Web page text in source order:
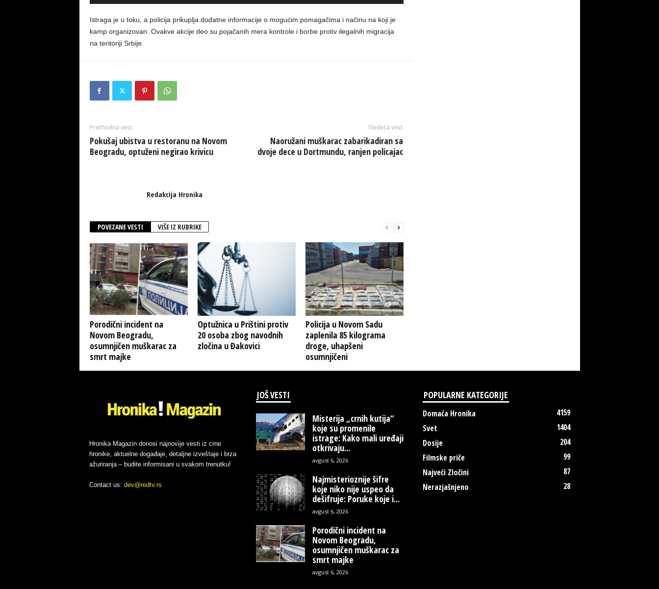
Istraga je u toku, a policija prikuplja dodatne informacije o mogućim pomagačima i načinu na koji je
kamp organizovan. Ovakve akcije deo su pojačanih mera kontrole i borbe protiv ilegalnih migracija
na teritoriji Srbije.
Prethodna vest
Pokušaj ubistva u restoranu na Novom
Beogradu, optuženi negirao krivicu
Sledeća vest
Naoružani muškarac zabarikadiran sa
dvoje dece u Dortmundu, ranjen policajac
Redakcija Hronika
POVEZANE VESTI VIŠE IZ RUBRIKE
Porodični incident na
Novom Beogradu,
osumnjičen muškarac za
smrt majke
Optužnica u Prištini protiv
20 osoba zbog navodnih
zločina u Đakovici
Policija u Novom Sadu
zaplenila 85 kilograma
droge, uhapšeni
osumnjičeni
Hronika Magazin donosi najnovije vesti iz crne
hronike, aktuelne događaje, detaljne izveštaje i brza
ažuriranja – budite informisani u svakom trenutku!
Contact us: dev@redtv.rs
JOŠ VESTI
Misterija „crnih kutija“
koje su promenile
istrage: Kako mali uređaji
otkrivaju...
avgust 6, 2026
Najmisterioznije šifre
koje niko nije uspeo da
dešifruje: Poruke koje i...
avgust 6, 2026
Porodični incident na
Novom Beogradu,
osumnjičen muškarac za
smrt majke
avgust 6, 2026
POPULARNE KATEGORIJE
Domaća Hronika
4159
Svet
1404
Dosije
204
Filmske priče
99
Najveći Zločini
87
Nerazjašnjeno
28